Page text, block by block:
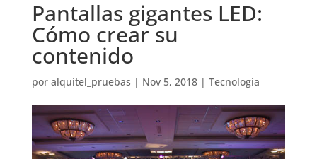
Pantallas gigantes LED:
Cómo crear su
contenido
por alquitel_pruebas | Nov 5, 2018| Tecnología